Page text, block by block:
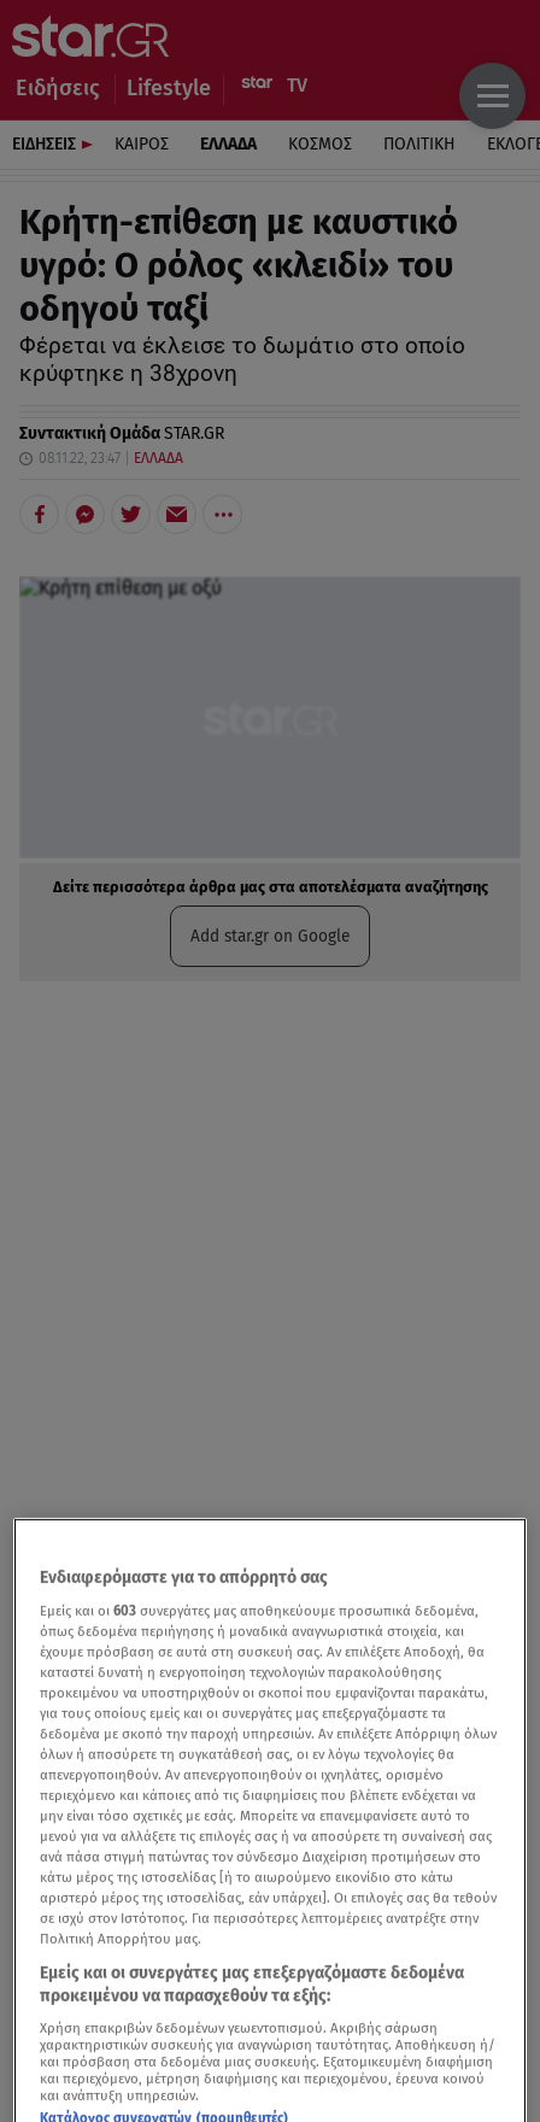
Ειδήσεις Lifestyle
ΕΙΔΗΣΕΙΣ ΚΑΙΡΟΣ ΕΛΛΑΔΑ ΚΟΣΜΟΣ ΠΟΛΙΤΙΚΗ
Κρήτη-επίθεση με καυστικό
υγρό: Ο ρόλος «κλειδί» του
οδηγού ταξί
Φέρεται να έκλεισε το δωμάτιο στο οποίο
κρύφτηκε η 38χρονη
Συντακτική ΟμάδαSTAR.GR
08.11.22, 23:47 ΕΛΛΑΔΑ
Δείτε περισσότερα άρθρα μας στα αποτελέσματα αναζήτησης
Add star.gr on Google
Ενδιαφερόμαστε για το απόρρητό σας
Εμείς και οι603 συνεργάτες μας αποθηκεύουμε προσωπικά δεδομένα,
όπως δεδομένα περιήγησης ή μοναδικά αναγνωριστικά στοιχεία, και
έχουμε πρόσβαση σε αυτά στη συσκευή σας. Αν επιλέξετε Αποδοχή, θα
καταστεί δυνατή η ενεργοποίηση τεχνολογιών παρακολούθησης
προκειμένου να υποστηριχθούν οι σκοποί που εμφανίζονται παρακάτω,
για τους οποίους εμείς και οι συνεργάτες μας επεξεργαζόμαστε τα
δεδομένα με σκοπό την παροχή υπηρεσιών. Αν επιλέξετε Απόρριψη όλων
όλων ή αποσύρετε τη συγκατάθεσή σας, οι εν λόγω τεχνολογίες θα
απενεργοποιηθούν. Αν απενεργοποιηθούν οι ιχνηλάτες, ορισμένο
περιεχόμενο και κάποιες από τις διαφημίσεις που βλέπετε ενδέχεται να
μην είναι τόσο σχετικές με εσάς. Μπορείτε να επανεμφανίσετε αυτό το
μενού για να αλλάξετε τις επιλογές σας ή να αποσύρετε τη συναίνεσή σας
ανά πάσα στιγμή πατώντας τον σύνδεσμο Διαχείριση προτιμήσεων στο
κάτω μέρος της ιστοσελίδας [ή το αιωρούμενο εικονίδιο στο κάτω
αριστερό μέρος της ιστοσελίδας, εάν υπάρχει]. Οι επιλογές σας θα τεθούν
σε ισχύ στον Ιστότοπος. Για περισσότερες λεπτομέρειες ανατρέξτε στην
Πολιτική Απορρήτου μας.
Εμείς και οι συνεργάτες μας επεξεργαζόμαστε δεδομένα
προκειμένου να παρασχεθούν τα εξής:
Χρήση επακριβών δεδομένων γεωεντοπισμού. Ακριβής σάρωση
χαρακτηριστικών συσκευής για αναγνώριση ταυτότητας. Αποθήκευση ή/
και πρόσβαση στα δεδομένα μιας συσκευής. Εξατομικευμένη διαφήμιση
και περιεχόμενο, μέτρηση διαφήμισης και περιεχομένου, έρευνα κοινού
και ανάπτυξη υπηρεσιών.